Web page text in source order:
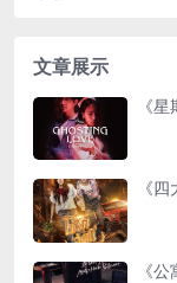
文章展示
《
《
《